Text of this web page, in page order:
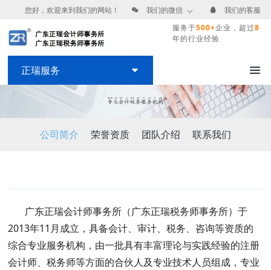
您好，欢迎来到我们的网站！ 我们的微信
我们的客服
服务于500+企业，超过8
年的行业经验
正瑞服务
公司简介 荣誉资质 团队介绍 联系我们
广东正瑞会计师事务所（广东正瑞税务师事务所）于
2013年11月成立，具备会计、审计、税务、咨询等资质的
综合专业服务机构，由一批具有丰富理论与实践经验的注册
会计师、税务师等方面的合伙人及专业技术人员组成，专业